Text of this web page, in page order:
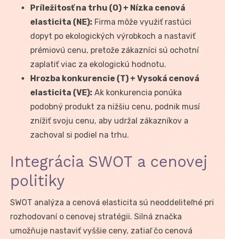
Príležitosť na trhu (O) + Nízka cenová
elasticita (NE): Firma môže využiť rastúci
dopyt po ekologických výrobkoch a nastaviť
prémiovú cenu, pretože zákazníci sú ochotní
zaplatiť viac za ekologickú hodnotu.
Hrozba konkurencie (T) + Vysoká cenová
elasticita (VE): Ak konkurencia ponúka
podobný produkt za nižšiu cenu, podnik musí
znížiť svoju cenu, aby udržal zákazníkov a
zachoval si podiel na trhu.
Integrácia SWOT a cenovej
politiky
SWOT analýza a cenová elasticita sú neoddeliteľné pri
rozhodovaní o cenovej stratégii. Silná značka
umožňuje nastaviť vyššie ceny, zatiaľ čo cenová